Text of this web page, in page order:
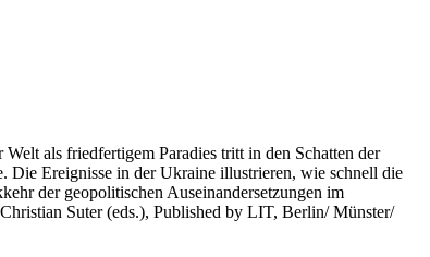
als friedfertigem Paradies tritt in den Schatten der
Die Ereignisse in der Ukraine illustrieren, wie schnell die
der geopolitischen Auseinandersetzungen im
Suter (eds.), Published by LIT, Berlin/ Münster/